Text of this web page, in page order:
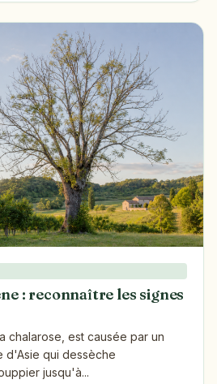
: reconnaître les signes
chalarose, est causée par un
d'Asie qui dessèche
jusqu'à...